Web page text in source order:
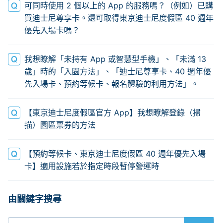
可同時使用 2 個以上的 App 的服務嗎？（例如）已購
買迪士尼尊享卡。還可取得東京迪士尼度假區 40 週年
優先入場卡嗎？
我想瞭解「未持有 App 或智慧型手機」、「未滿 13
歲」時的「入園方法」、「迪士尼尊享卡、40 週年優
先入場卡、預約等候卡、報名體驗的利用方法」。
【東京迪士尼度假區官方 App】我想瞭解登錄（掃
描）園區票券的方法
【預約等候卡、東京迪士尼度假區 40 週年優先入場
卡】適用設施若於指定時段暫停營運時